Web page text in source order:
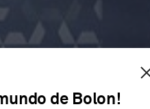
de Bolon!